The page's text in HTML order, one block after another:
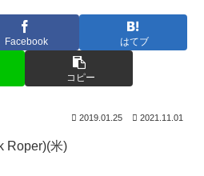
Facebook はてブ
コピー
2019.01.25 2021.11.01
Roper)(米)